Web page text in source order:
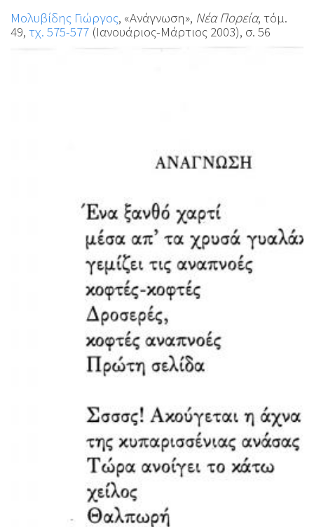
Μολυβίδης Γιώργος, «Ανάγνωση», Νέα Πορεία, τόμ.
49, τχ. 575-577 (Ιανουάριος-Μάρτιος 2003), σ. 56